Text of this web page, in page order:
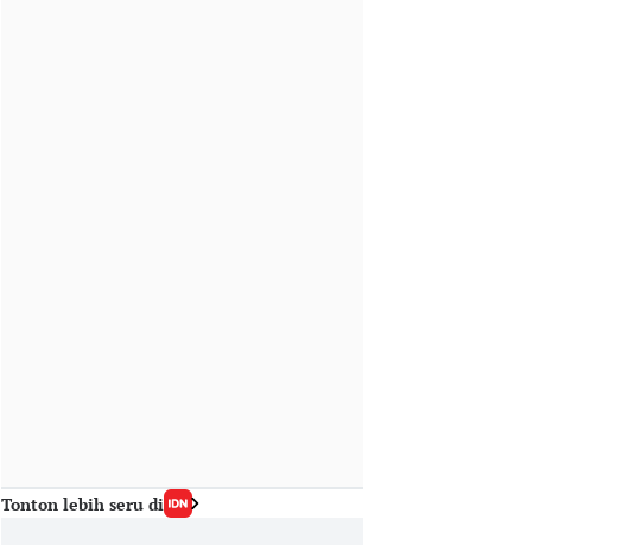
Tonton lebih seru di